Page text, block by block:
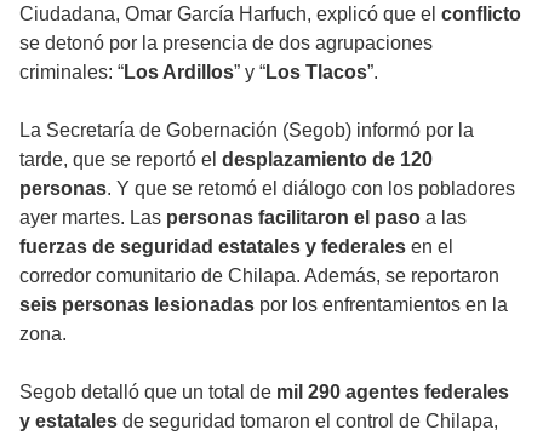
Ciudadana, Omar García Harfuch, explicó que el conflicto
se detonó por la presencia de dos agrupaciones
criminales: “Los Ardillos” y “Los Tlacos”.
La Secretaría de Gobernación (Segob) informó por la
tarde, que se reportó el desplazamiento de 120
personas. Y que se retomó el diálogo con los pobladores
ayer martes. Las personas facilitaron el paso a las
fuerzas de seguridad estatales y federales en el
corredor comunitario de Chilapa. Además, se reportaron
seis personas lesionadas por los enfrentamientos en la
zona.
Segob detalló que un total de mil 290 agentes federales
y estatales de seguridad tomaron el control de Chilapa,